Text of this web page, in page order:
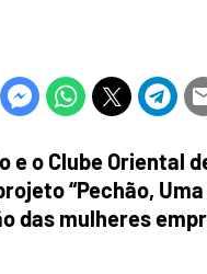
e o Clube Oriental
“Pechão,
das mulheres